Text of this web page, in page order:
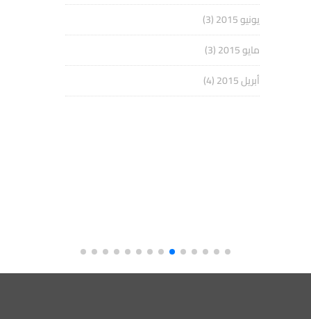
يونيو 2015
(3)
مايو 2015
(3)
أبريل 2015
(4)